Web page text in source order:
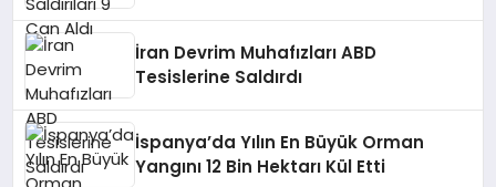
İran Devrim Muhafızları ABD
Tesislerine Saldırdı
İspanya’da Yılın En Büyük Orman
Yangını 12 Bin Hektarı Kül Etti